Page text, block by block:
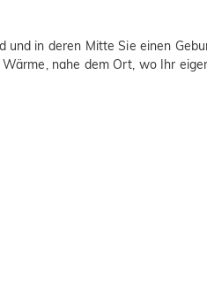
in deren Mitte Sie einen
nahe dem Ort, wo Ihr